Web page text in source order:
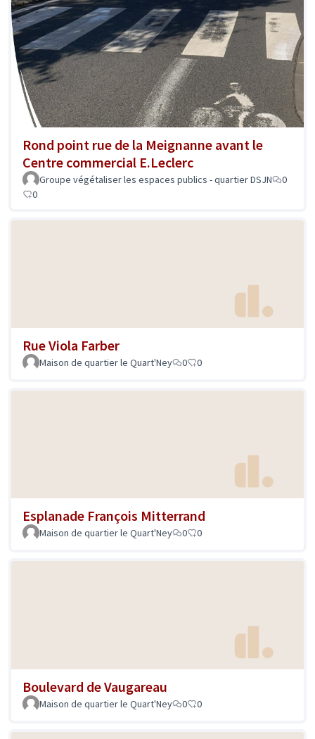
Rond point rue de la Meignanne avant le
Centre commercial E.Leclerc
Groupe végétaliser les espaces publics - quartier DSJN
0
0
Rue Viola Farber
Maison de quartier le Quart'Ney 0 0
Esplanade François Mitterrand
Maison de quartier le Quart'Ney 0 0
Boulevard de Vaugareau
Maison de quartier le Quart'Ney 0 0